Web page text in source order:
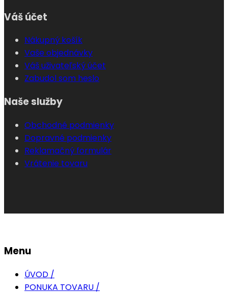
Váš účet
Nákupný košík
Vaše objednávky
Váš uživateľský účet
Zabudol som heslo
Naše služby
Obchodné podmienky
Dopravné podmienky
Reklamačný formulár
Vrátenie tovaru
Menu
ÚVOD /
PONUKA TOVARU /